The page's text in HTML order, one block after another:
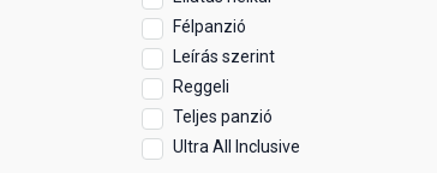
Félpanzió
Leírás szerint
Reggeli
Teljes panzió
Ultra All Inclusive